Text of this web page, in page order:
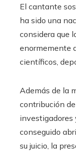
El cantante
ha sido una
considera que
enormemente
científicos,
Además de la
contribución
investigadores
conseguido
su juicio, la